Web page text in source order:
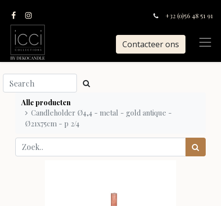
+32 (0)56 48 51 91
Contacteer ons
Alle producten
Candleholder Ø4,4 - metal - gold antique -
Ø21x75cm - p 2/4